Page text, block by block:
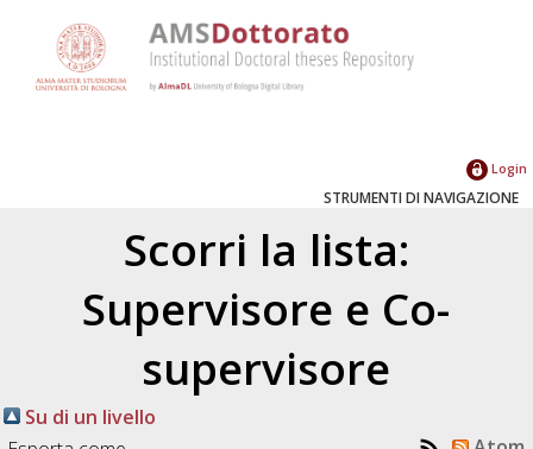
Login
STRUMENTI DI NAVIGAZIONE
Scorri la lista:
Supervisore e Co-
supervisore
Su di un livello